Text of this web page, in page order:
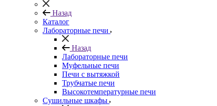
Назад
Каталог
Лабораторные печи
Назад
Лабораторные печи
Муфельные печи
Печи с вытяжкой
Трубчатые печи
Высокотемпературные печи
Сушильные шкафы